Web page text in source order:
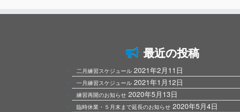
最近の投稿
二月練習スケジュール 2021年2月11日
一月練習スケジュール 2021年1月12日
練習再開のお知らせ 2020年5月13日
臨時休業・５月末まで延長のお知らせ 2020年5月4日